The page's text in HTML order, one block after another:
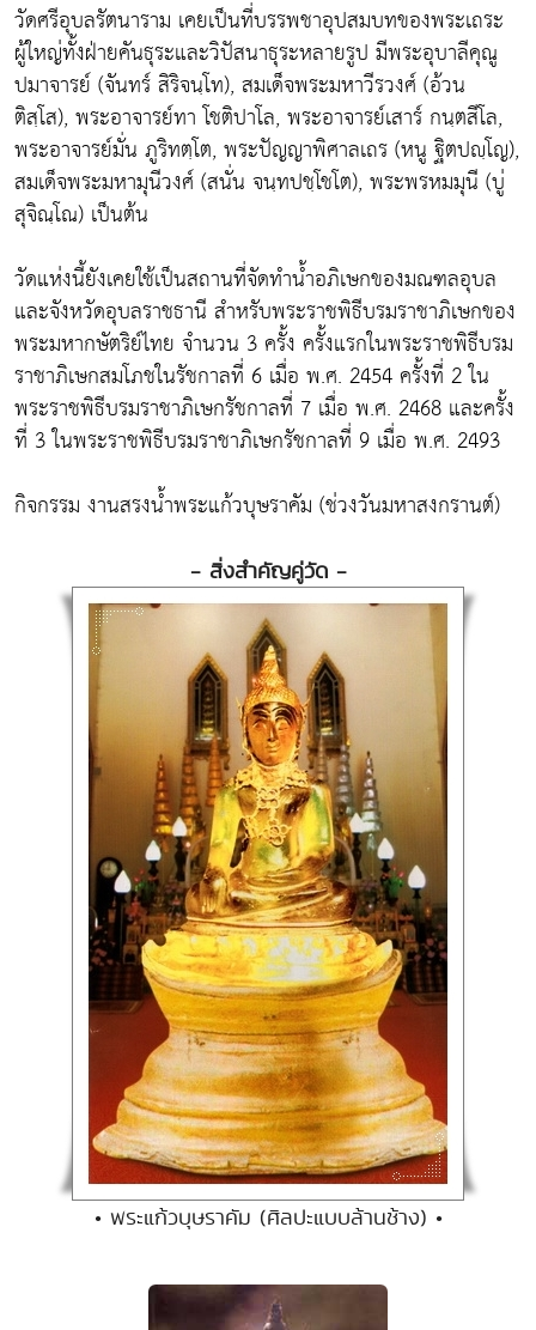
วัดศรีอุบลรัตนาราม เคยเป็นที่บรรพชาอุปสมบทของพระเถระ
ผู้ใหญ่ทั้งฝ่ายคันธุระและวิปัสนาธุระหลายรูป มีพระอุบาลีคุณู
ปมาจารย์ (จันทร์ สิริจนฺโท), สมเด็จพระมหาวีรวงศ์ (อ้วน
ติสฺโส), พระอาจารย์ทา โชติปาโล, พระอาจารย์เสาร์ กนฺตสีโล,
พระอาจารย์มั่น ภูริทตฺโต, พระปัญญาพิศาลเถร (หนู ฐิตปญฺโญ),
สมเด็จพระมหามุนีวงศ์ (สนั่น จนฺทปชฺโชโต), พระพรหมมุนี (บู่
สุจิณฺโณ) เป็นต้น
วัดแห่งนี้ยังเคยใช้เป็นสถานที่จัดทำน้ำอภิเษกของมณฑลอุบล
และจังหวัดอุบลราชธานี สำหรับพระราชพิธีบรมราชาภิเษกของ
พระมหากษัตริย์ไทย จำนวน 3 ครั้ง ครั้งแรกในพระราชพิธีบรม
ราชาภิเษกสมโภชในรัชกาลที่ 6 เมื่อ พ.ศ. 2454 ครั้งที่ 2 ใน
พระราชพิธีบรมราชาภิเษกรัชกาลที่ 7 เมื่อ พ.ศ. 2468 และครั้ง
ที่ 3 ในพระราชพิธีบรมราชาภิเษกรัชกาลที่ 9 เมื่อ พ.ศ. 2493
กิจกรรม งานสรงน้ำพระแก้วบุษราคัม (ช่วงวันมหาสงกรานต์)
- สิ่งสำคัญคู่วัด -
• พระแก้วบุษราคัม (ศิลปะแบบล้านช้าง) •